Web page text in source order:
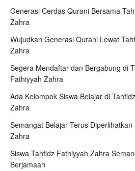
Generasi Cerdas Qurani Bersama
Zahra
Wujudkan Generasi Qurani Lewat
Zahra
Segera Mendaftar dan Bergabung di
Fathiyyah Zahra
Ada Kelompok Siswa Belajar di
Zahra
Semangat Belajar Terus
Zahra
Siswa Tahfidz Fathiyyah Zahra
Berjamaah